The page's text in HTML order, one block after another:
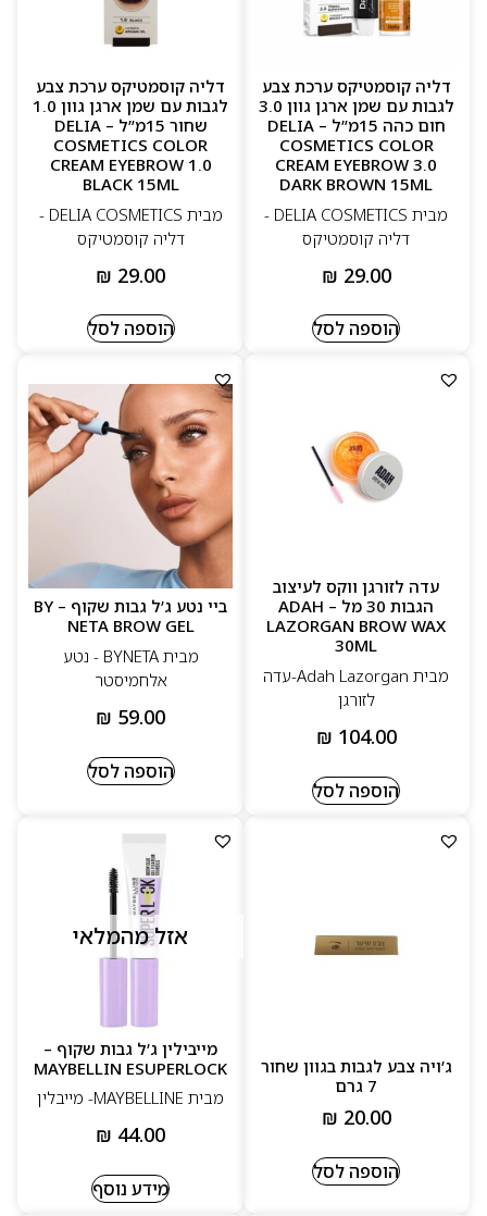
דליה קוסמטיקס ערכת צבע
לגבות עם שמן ארגן גוון 3.0
חום כהה 15מ”ל – DELIA
COSMETICS COLOR
CREAM EYEBROW 3.0
DARK BROWN 15ML
מבית DELIA COSMETICS -
דליה קוסמטיקס
₪ 29.00
הוספה לסל
דליה קוסמטיקס ערכת צבע
לגבות עם שמן ארגן גוון 1.0
שחור 15מ”ל – DELIA
COSMETICS COLOR
CREAM EYEBROW 1.0
BLACK 15ML
מבית DELIA COSMETICS -
דליה קוסמטיקס
₪ 29.00
הוספה לסל
עדה לזורגן ווקס לעיצוב
הגבות 30 מל – ADAH
LAZORGAN BROW WAX
30ML
מבית Adah Lazorgan-עדה
לזורגן
₪ 104.00
הוספה לסל
ביי נטע ג’ל גבות שקוף – BY
NETA BROW GEL
מבית BYNETA - נטע
אלחמיסטר
₪ 59.00
הוספה לסל
ג’ויה צבע לגבות בגוון שחור
7 גרם
₪ 20.00
הוספה לסל
אזל מהמלאי
מייבילין ג’ל גבות שקוף –
MAYBELLIN ESUPERLOCK
מבית MAYBELLINE- מייבלין
₪ 44.00
מידע נוסף